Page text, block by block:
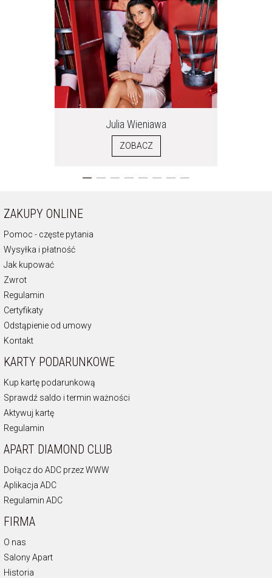
Julia Wieniawa
ZOBACZ
ZAKUPY ONLINE
Pomoc - częste pytania
Wysyłka i płatność
Jak kupować
Zwrot
Regulamin
Certyfikaty
Odstąpienie od umowy
Kontakt
KARTY PODARUNKOWE
Kup kartę podarunkową
Sprawdź saldo i termin ważności
Aktywuj kartę
Regulamin
APART DIAMOND CLUB
Dołącz do ADC przez WWW
Aplikacja ADC
Regulamin ADC
FIRMA
O nas
Salony Apart
Historia